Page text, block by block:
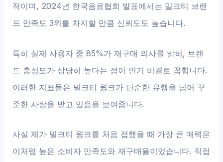
적이며, 2024년 한국음료협회 발표에서는 밀크티 브랜
드 만족도 3위를 차지할 만큼 신뢰도도 높습니다.
특히 실제 사용자 중 85%가 재구매 의사를 밝혀, 브랜
드 충성도가 상당히 높다는 점이 인기 비결로 꼽힙니다.
이러한 지표들은 밀크티 윙크가 단순한 유행을 넘어 꾸
준한 사랑을 받고 있음을 보여줍니다.
사실 제가 밀크티 윙크를 처음 접했을 때 가장 큰 매력은
이처럼 높은 소비자 만족도와 재구매율이었습니다. 직접